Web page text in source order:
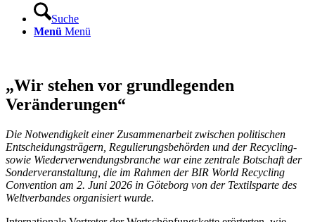
Suche
Menü Menü
„Wir stehen vor grund­legenden
Veränderungen“
Die Notwendigkeit einer Zusammenarbeit zwischen politischen
Entscheidungsträgern, Regulierungsbehörden und der Recycling-
sowie Wiederverwendungsbranche war eine zentrale Botschaft der
Sonderveranstaltung, die im Rahmen der BIR World Recycling
Convention am 2. Juni 2026 in Göteborg von der Textilsparte des
Weltverbandes organisiert wurde.